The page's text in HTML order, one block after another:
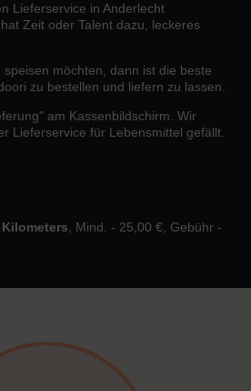
Lieferservice in Anderlecht
Zeit oder Talent dazu, leckeres
möchten, dann ist die beste
zu bestellen und liefern zu lassen.
am Kassenbildschirm. Wir
Lieferservice für Lebensmittel gefällt.
, Mind. - 25,00 €, Gebühr -